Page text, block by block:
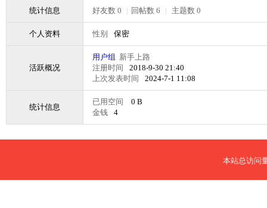
统计信息 好友数 0 | 回帖数 6 | 主题数 0
个人资料 性别 保密
活跃概况
用户组 新手上路
注册时间
2018-9-30 21:40
上次发表时间
2024-7-1 11:08
统计信息
已用空间
0 B
金钱
4
本站总访问